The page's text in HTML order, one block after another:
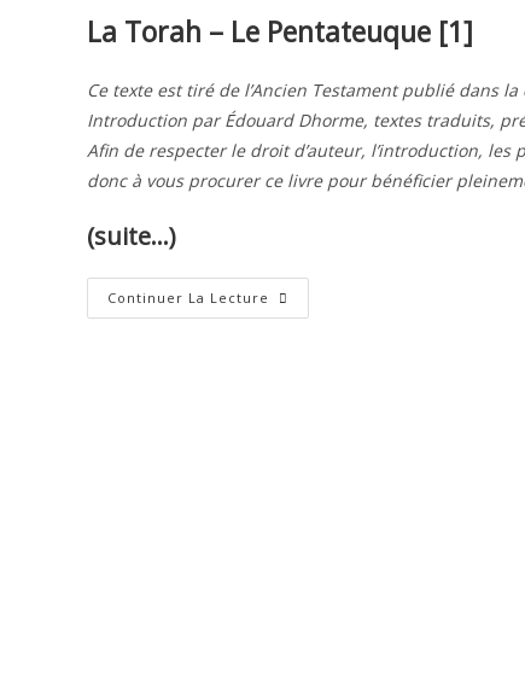
publication :
La Torah – Le Pentateuque [1]
Ce texte est tiré de l’Ancien Testament publié dans
Introduction par Édouard Dhorme, textes traduits,
Afin de respecter le droit d’auteur, l’introduction,
donc à vous procurer ce livre pour bénéficier
(suite…)
Continuer La Lecture Genèse
–